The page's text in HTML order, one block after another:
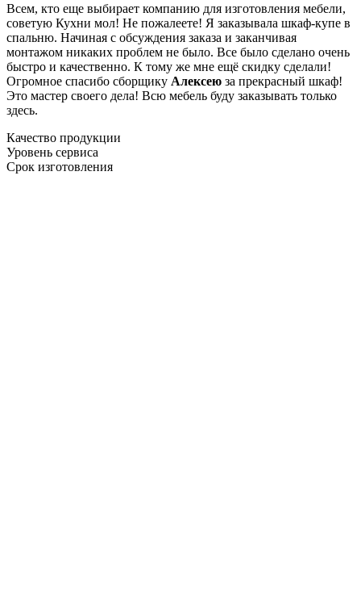
Всем, кто еще выбирает компанию для изготовления мебели,
советую Кухни мол! Не пожалеете! Я заказывала шкаф-купе в
спальню. Начиная с обсуждения заказа и заканчивая
монтажом никаких проблем не было. Все было сделано очень
быстро и качественно. К тому же мне ещё скидку сделали!
Огромное спасибо сборщику Алексею за прекрасный шкаф!
Это мастер своего дела! Всю мебель буду заказывать только
здесь.
Качество продукции
Уровень сервиса
Срок изготовления